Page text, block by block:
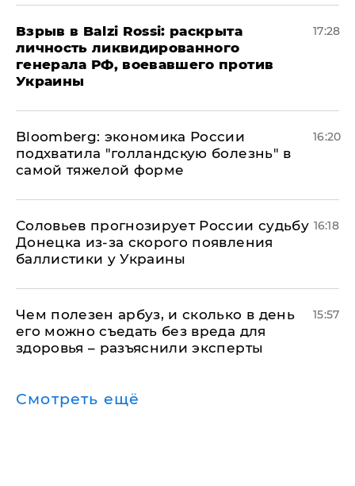
​Взрыв в Balzi Rossi: раскрыта
личность ликвидированного
генерала РФ, воевавшего против
Украины
17:28
Bloomberg: экономика России
подхватила "голландскую болезнь" в
самой тяжелой форме
16:20
Соловьев прогнозирует России судьбу
Донецка из-за скорого появления
баллистики у Украины
16:18
Чем полезен арбуз, и сколько в день
его можно съедать без вреда для
здоровья – разъяснили эксперты
15:57
Смотреть ещё